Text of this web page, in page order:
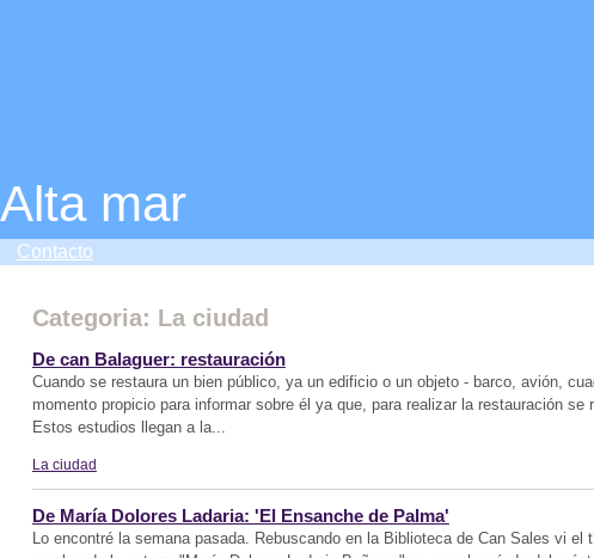
Alta mar
Contacto
Categoria: La ciudad
De can Balaguer: restauración
Cuando se restaura un bien público, ya un edificio o un objeto - barco, avión,
momento propicio para informar sobre él ya que, para realizar la restauración
Estos estudios llegan a la...
La ciudad
De María Dolores Ladaria: 'El Ensanche de Palma'
Lo encontré la semana pasada. Rebuscando en la Biblioteca de Can Sales vi